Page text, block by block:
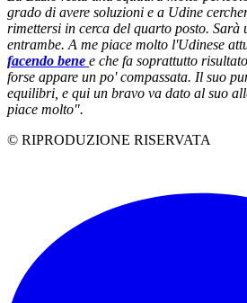
grado di avere soluzioni e a Udine
rimettersi in cerca del quarto posto. Sarà
entrambe. A me piace molto l'Udinese
facendo bene e che fa soprattutto
forse appare un po' compassata. Il suo
equilibri, e qui un bravo va dato al suo
piace molto".
© RIPRODUZIONE RISERVATA